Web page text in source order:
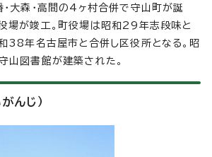
大森・高間の4ヶ村合併で守山町が誕
場が竣工。町役場は昭和29年志段味と
38年名古屋市と合併し区役所となる。昭
山図書館が建築された。
んじ）